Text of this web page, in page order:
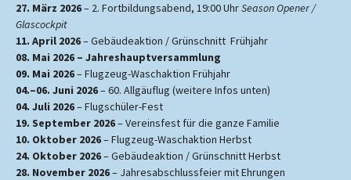
27. März 2026– 2. Fortbildungsabend, 19:00 UhrSeason Opener /
Glascockpit
11. April 2026– Gebäudeaktion / Grünschnitt Frühjahr
08. Mai 2026 – Jahreshauptversammlung
09. Mai 2026– Flugzeug-Waschaktion Frühjahr
04.–06. Juni 2026– 60. Allgäuflug (weitere Infos unten)
04. Juli 2026– Flugschüler-Fest
19. September 2026– Vereinsfest für die ganze Familie
10. Oktober 2026– Flugzeug-Waschaktion Herbst
24. Oktober 2026– Gebäudeaktion / Grünschnitt Herbst
28. November 2026– Jahresabschlussfeier mit Ehrungen